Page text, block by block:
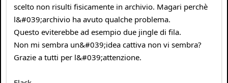
scelto non risulti fisicamente in archivio. Magari perchè
l&#039;archivio ha avuto qualche problema.
Questo eviterebbe ad esempio due jingle di fila.
Non mi sembra un&#039;idea cattiva non vi sembra?
Grazie a tutti per l&#039;attenzione.